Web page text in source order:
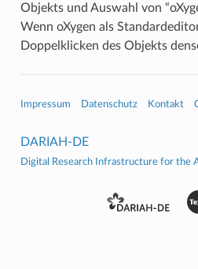
Objekts und Auswahl von
Wenn oXygen als
Doppelklicken des Objekts
Impressum Datenschutz Kontakt
DARIAH-DE
Digital Research Infrastructure for the